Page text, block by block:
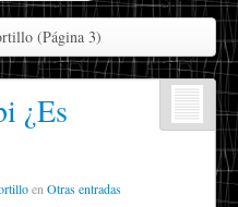
(Página 3)
¿Es
en Otras entradas